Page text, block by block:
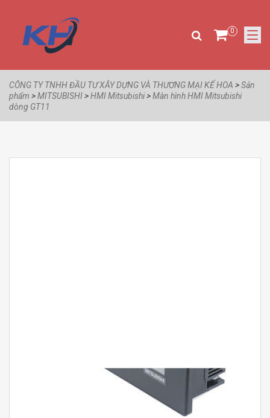
0
CÔNG TY TNHH ĐẦU TƯ XÂY DỰNG VÀ THƯƠNG MẠI KẾ HOA >Sản
phẩm >MITSUBISHI>HMI Mitsubishi>Màn hình HMI Mitsubishi
dòng GT11